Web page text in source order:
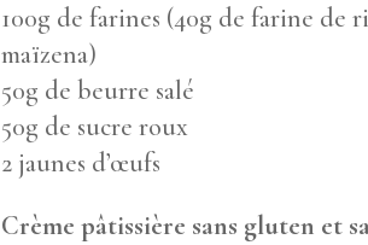
100g de farines (40g de farine de
maïzena)
50g de beurre salé
50g de sucre roux
2 jaunes d’œufs
Crème pâtissière sans gluten et